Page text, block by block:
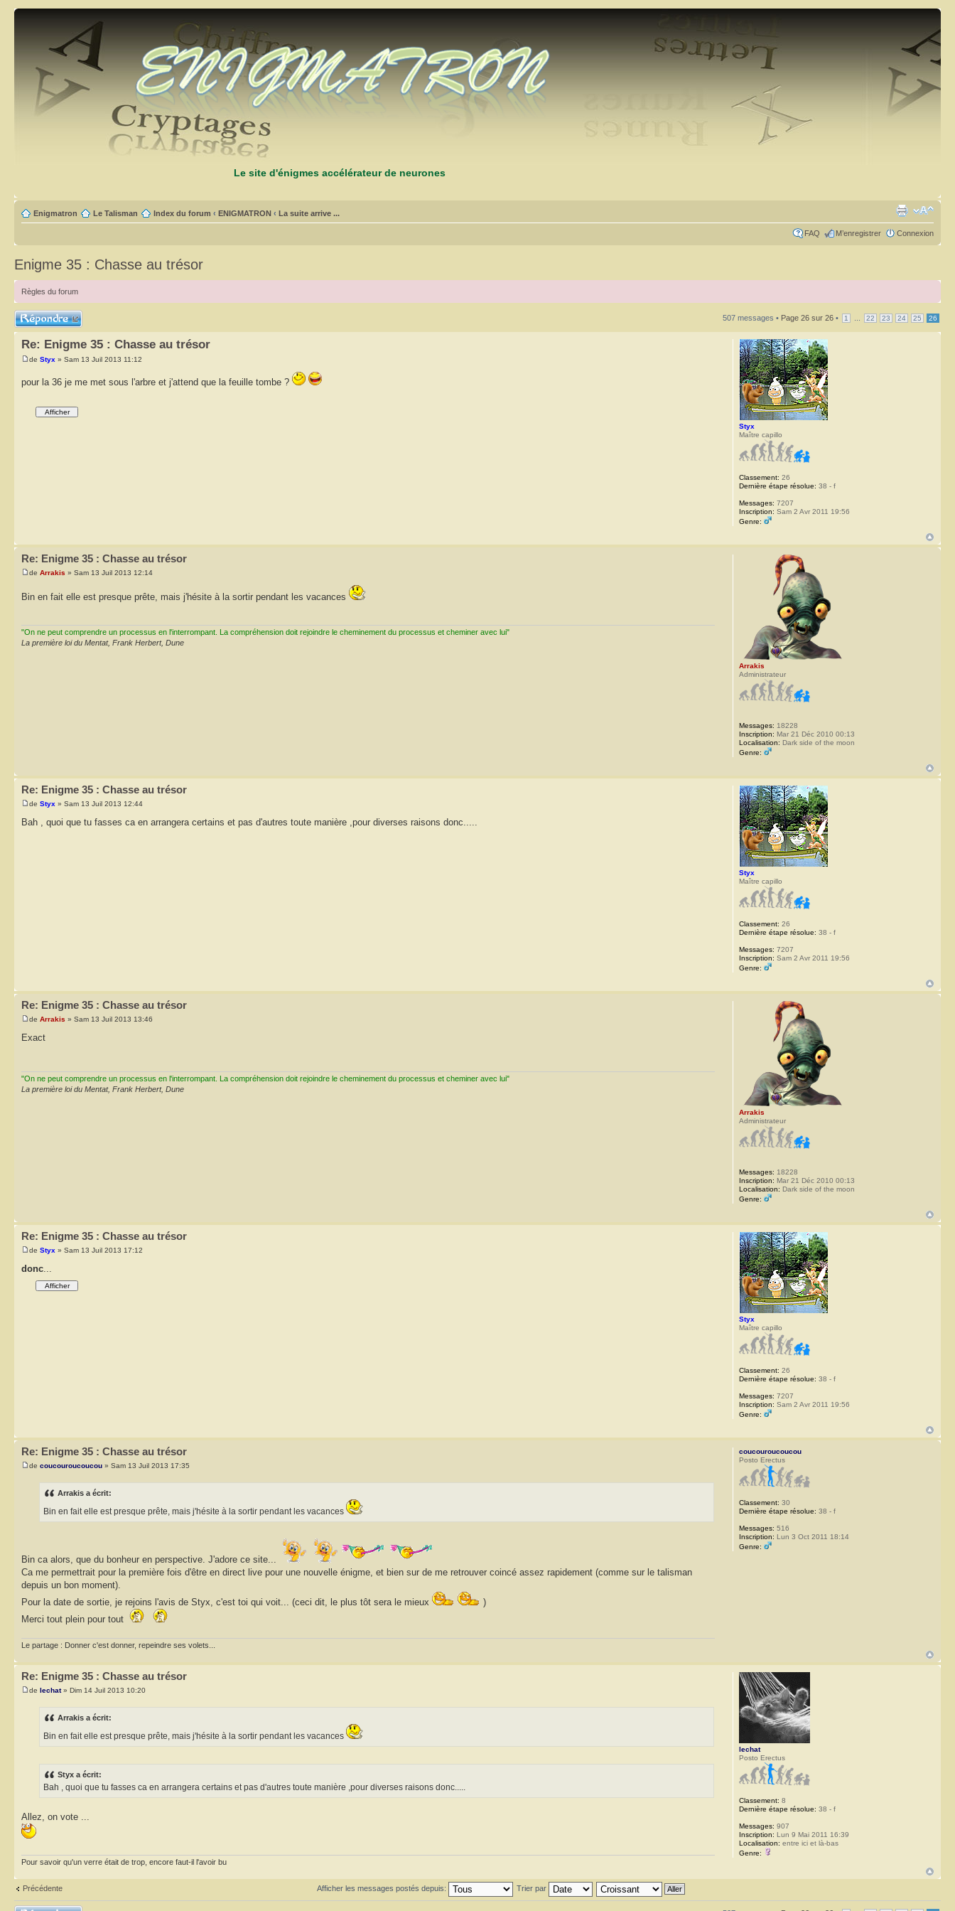
Le site d'énigmes accélérateur de neurones
Enigmatron Le Talisman Index du forum ‹ ENIGMATRON ‹ La suite arrive ...
FAQ M’enregistrer Connexion
Enigme 35 : Chasse au trésor
Règles du forum
Répondre 507 messages • Page 26 sur 26 • 1 22 23 24 25 26
Re: Enigme 35 : Chasse au trésor
de Styx » Sam 13 Juil 2013 11:12
pour la 36 je me met sous l'arbre et j'attend que la feuille tombe ?
Styx
Maître capillo
Classement: 26
Dernière étape résolue: 38 - f
Messages: 7207
Inscription: Sam 2 Avr 2011 19:56
Genre:
Re: Enigme 35 : Chasse au trésor
de Arrakis » Sam 13 Juil 2013 12:14
Bin en fait elle est presque prête, mais j'hésite à la sortir pendant les vacances
"On ne peut comprendre un processus en l'interrompant. La compréhension doit rejoindre le cheminement du processus et cheminer avec lui"
La première loi du Mentat, Frank Herbert, Dune
Arrakis
Administrateur
Messages: 18228
Inscription: Mar 21 Déc 2010 00:13
Localisation: Dark side of the moon
Genre:
Re: Enigme 35 : Chasse au trésor
de Styx » Sam 13 Juil 2013 12:44
Bah , quoi que tu fasses ca en arrangera certains et pas d'autres toute manière ,pour diverses raisons donc.....
Styx
Maître capillo
Classement: 26
Dernière étape résolue: 38 - f
Messages: 7207
Inscription: Sam 2 Avr 2011 19:56
Genre:
Re: Enigme 35 : Chasse au trésor
de Arrakis » Sam 13 Juil 2013 13:46
Exact
"On ne peut comprendre un processus en l'interrompant. La compréhension doit rejoindre le cheminement du processus et cheminer avec lui"
La première loi du Mentat, Frank Herbert, Dune
Arrakis
Administrateur
Messages: 18228
Inscription: Mar 21 Déc 2010 00:13
Localisation: Dark side of the moon
Genre:
Re: Enigme 35 : Chasse au trésor
de Styx » Sam 13 Juil 2013 17:12
donc
Styx
Maître capillo
Classement: 26
Dernière étape résolue: 38 - f
Messages: 7207
Inscription: Sam 2 Avr 2011 19:56
Genre:
Re: Enigme 35 : Chasse au trésor
de coucouroucoucou » Sam 13 Juil 2013 17:35
Arrakis a écrit:
Bin en fait elle est presque prête, mais j'hésite à la sortir pendant les vacances
Bin ca alors, que du bonheur en perspective. J'adore ce site...
Ca me permettrait pour la première fois d'être en direct live pour une nouvelle énigme, et bien sur de me retrouver coincé assez rapidement (comme sur le talisman
depuis un bon moment).
Pour la date de sortie, je rejoins l'avis de Styx, c'est toi qui voit... (ceci dit, le plus tôt sera le mieux
)
Merci tout plein pour tout
Le partage : Donner c'est donner, repeindre ses volets...
coucouroucoucou
Posto Erectus
Classement: 30
Dernière étape résolue: 38 - f
Messages: 516
Inscription: Lun 3 Oct 2011 18:14
Genre:
Re: Enigme 35 : Chasse au trésor
de lechat» Dim 14 Juil 2013 10:20
Arrakis a écrit:
Bin en fait elle est presque prête, mais j'hésite à la sortir pendant les vacances
Styx a écrit:
Bah , quoi que tu fasses ca en arrangera certains et pas d'autres toute manière ,pour diverses raisons donc.....
Allez, on vote ...
Pour savoir qu'un verre était de trop, encore faut-il l'avoir bu
lechat
Posto Erectus
Classement: 8
Dernière étape résolue: 38 - f
Messages: 907
Inscription: Lun 9 Mai 2011 16:39
Localisation: entre ici et là-bas
Genre:
Précédente Afficher les messages postés depuis: Trier par